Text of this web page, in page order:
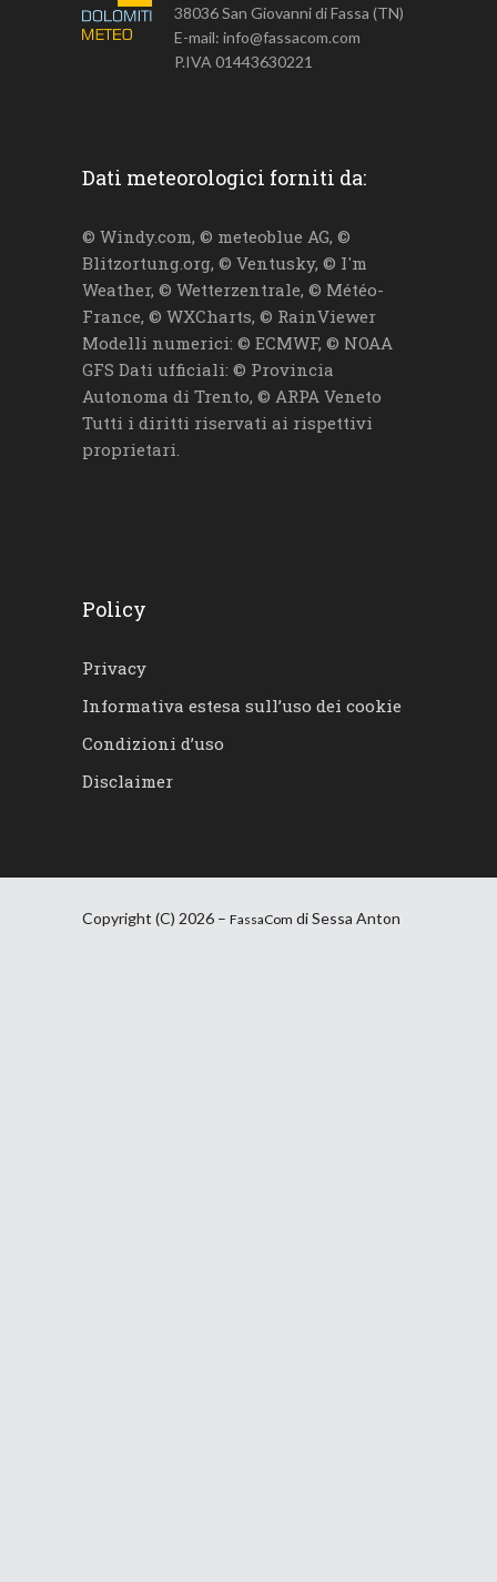
38036 San Giovanni di Fassa (TN)
E-mail: info@fassacom.com
P.IVA 01443630221
Dati meteorologici forniti da:
© Windy.com, © meteoblue AG, ©
Blitzortung.org, © Ventusky, © I'm
Weather, © Wetterzentrale, © Météo-
France, © WXCharts, © RainViewer
Modelli numerici: © ECMWF, © NOAA
GFS Dati ufficiali: © Provincia
Autonoma di Trento, © ARPA Veneto
Tutti i diritti riservati ai rispettivi
proprietari.
Policy
Privacy
Informativa estesa sull’uso dei cookie
Condizioni d’uso
Disclaimer
Copyright (C) 2026 – FassaCom di Sessa Anton